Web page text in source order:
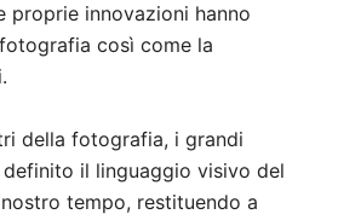
proprie innovazioni hanno
così come la
della fotografia, i grandi
il linguaggio visivo del
tempo, restituendo a